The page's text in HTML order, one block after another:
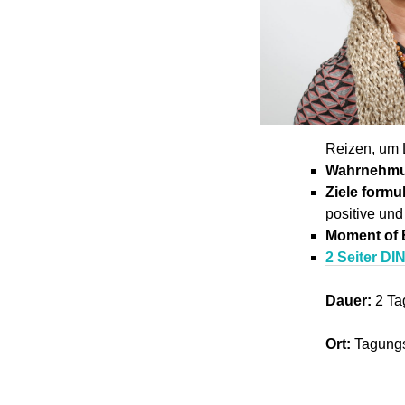
Reizen, um
Ziele
positive
Moment of
2 Seiter
Dauer: 2
Ort: